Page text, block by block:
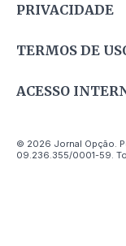
PRIVACIDADE
TERMOS DE
ACESSO
© 2026 Jornal Opção.
09.236.355/0001-59.